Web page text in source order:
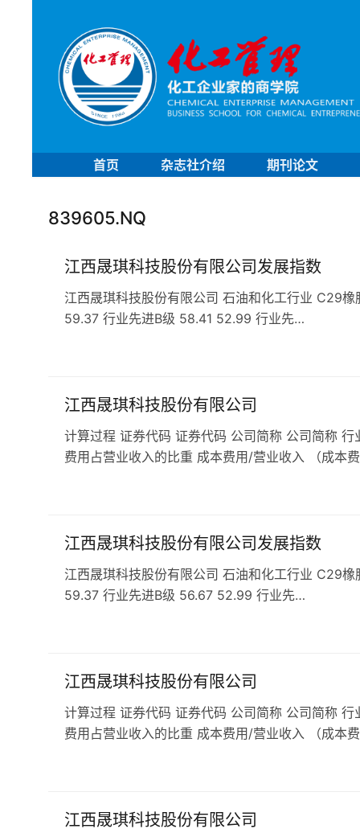
首页 杂志社介绍 期刊论文
839605.NQ
江西晟琪科技股份有限公司发展指数
江西晟琪科技股份有限公司 石油和化工行业 C29
59.37 行业先进B级 58.41 52.99 行业先…
江西晟琪科技股份有限公司
计算过程 证券代码 证券代码 公司简称 公司简称
费用占营业收入的比重 成本费用/营业收入 （成本
江西晟琪科技股份有限公司发展指数
江西晟琪科技股份有限公司 石油和化工行业 C29
59.37 行业先进B级 56.67 52.99 行业先…
江西晟琪科技股份有限公司
计算过程 证券代码 证券代码 公司简称 公司简称
费用占营业收入的比重 成本费用/营业收入 （成本
江西晟琪科技股份有限公司